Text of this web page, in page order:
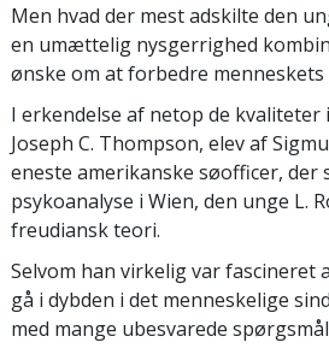
Men hvad der mest adskilte den
en umættelig nysgerrighed
ønske om at forbedre menneskets
I erkendelse af netop de
Joseph C. Thompson, elev af
eneste amerikanske søofficer, der
psykoanalyse i Wien, den unge L.
freudiansk teori.
Selvom han virkelig var fascineret
gå i dybden i det menneskelige
med mange ubesvarede